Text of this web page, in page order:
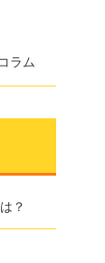
ラム
？